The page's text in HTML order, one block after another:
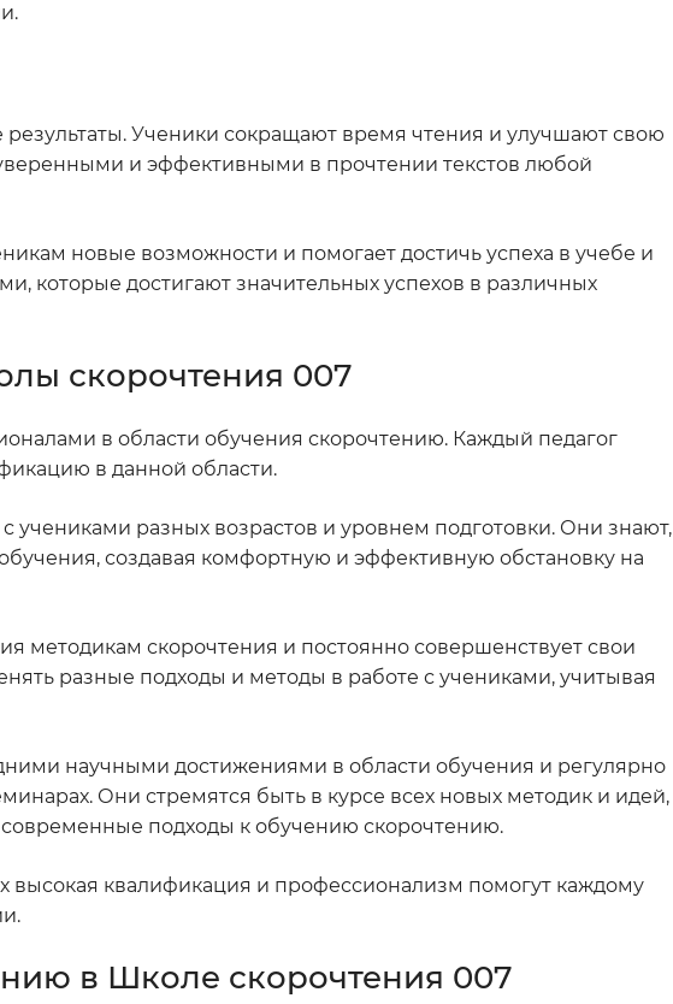
Ученики сокращают время чтения и улучшают свою
и эффективными в прочтении текстов любой
новые возможности и помогает достичь успеха в учебе и
которые достигают значительных успехов в различных
скорочтения 007
в области обучения скорочтению. Каждый педагог
в данной области.
разных возрастов и уровнем подготовки. Они знают,
создавая комфортную и эффективную обстановку на
методикам скорочтения и постоянно совершенствует свои
разные подходы и методы в работе с учениками, учитывая
научными достижениями в области обучения и регулярно
Они стремятся быть в курсе всех новых методик и идей,
подходы к обучению скорочтению.
квалификация и профессионализм помогут каждому
в Школе скорочтения 007